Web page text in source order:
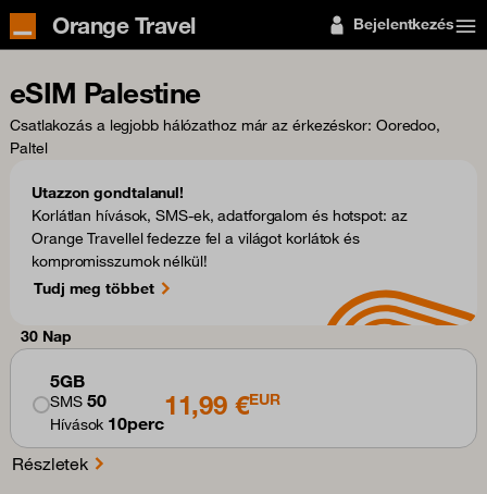
Orange Travel Bejelentkezés
eSIM Palestine
Csatlakozás a legjobb hálózathoz már az érkezéskor: Ooredoo,
Paltel
Utazzon gondtalanul!
Korlátlan hívások, SMS-ek, adatforgalom és hotspot: az
Orange Travellel fedezze fel a világot korlátok és
kompromisszumok nélkül!
Tudj meg többet
30 Nap
5GB
SMS 50
Hívások 10perc
11,99 €EUR
Részletek